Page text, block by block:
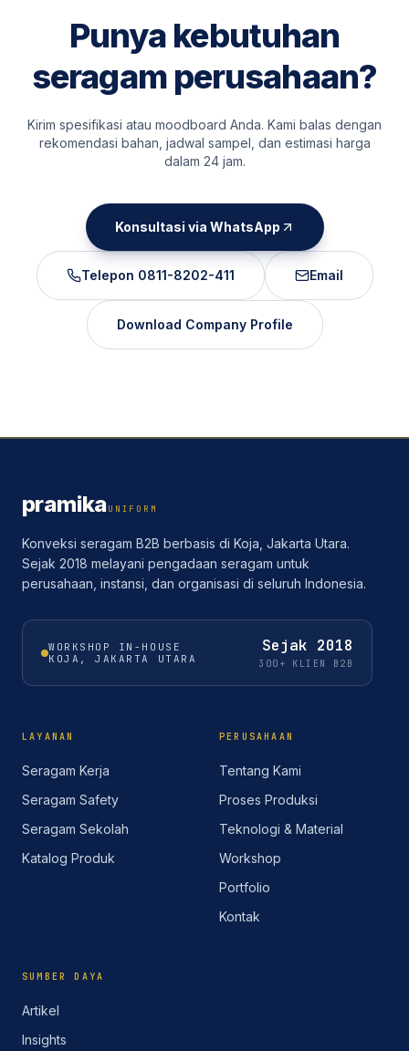
Punya kebutuhan
seragam perusahaan?
Kirim spesifikasi atau moodboard Anda. Kami balas dengan
rekomendasi bahan, jadwal sampel, dan estimasi harga
dalam 24 jam.
Konsultasi via WhatsApp
Telepon 0811-8202-411 Email
Download Company Profile
pramikaUNIFORM
Konveksi seragam B2B berbasis di Koja, Jakarta Utara.
Sejak 2018 melayani pengadaan seragam untuk
perusahaan, instansi, dan organisasi di seluruh Indonesia.
WORKSHOP IN-HOUSE
KOJA, JAKARTA UTARA
Sejak 2018
300+ KLIEN B2B
LAYANAN
Seragam Kerja
Seragam Safety
Seragam Sekolah
Katalog Produk
PERUSAHAAN
Tentang Kami
Proses Produksi
Teknologi & Material
Workshop
Portfolio
Kontak
SUMBER DAYA
Artikel
Insights